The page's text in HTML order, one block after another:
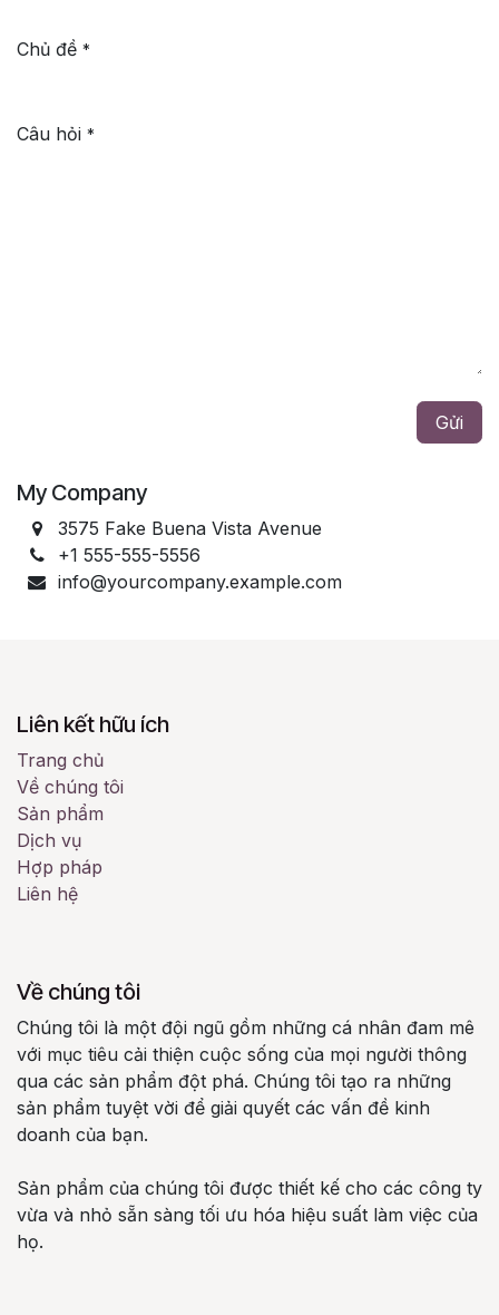
Chủ đề *
Câu hỏi *
Gửi
My Company
3575 Fake Buena Vista Avenue
+1 555-555-5556
info@yourcompany.example.com
Liên kết hữu ích
Trang chủ
Về chúng tôi
Sản phẩm
Dịch vụ
Hợp pháp
Liên hệ
Về chúng tôi
Chúng tôi là một đội ngũ gồm những cá nhân đam mê
với mục tiêu cải thiện cuộc sống của mọi người thông
qua các sản phẩm đột phá. Chúng tôi tạo ra những
sản phẩm tuyệt vời để giải quyết các vấn đề kinh
doanh của bạn.
Sản phẩm của chúng tôi được thiết kế cho các công ty
vừa và nhỏ sẵn sàng tối ưu hóa hiệu suất làm việc của
họ.